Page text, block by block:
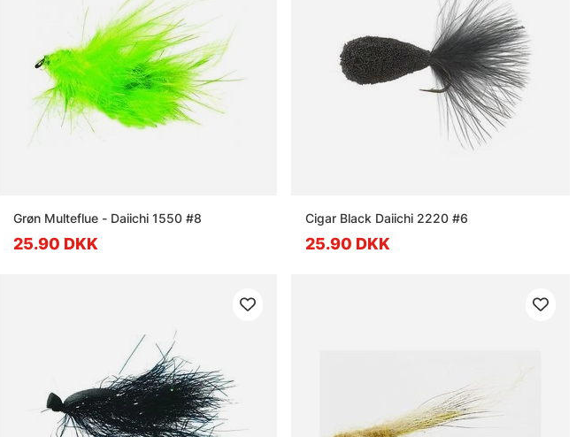
Grøn Multeflue - Daiichi 1550 #8
25.90 DKK
Cigar Black Daiichi 2220 #6
25.90 DKK